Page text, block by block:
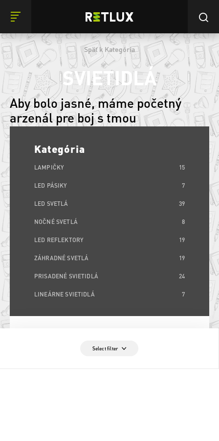
Späť k Kategória
SVIETIDLÁ
Aby bolo jasné, máme početný
arzenál pre boj s tmou
Kategória
LAMPIČKY 15
LED PÁSIKY 7
LED SVETLÁ 39
NOČNÉ SVETLÁ 8
LED REFLEKTORY 19
ZÁHRADNÉ SVETLÁ 19
PRISADENÉ SVIETIDLÁ 24
LINEÁRNE SVIETIDLÁ 7
Select filter